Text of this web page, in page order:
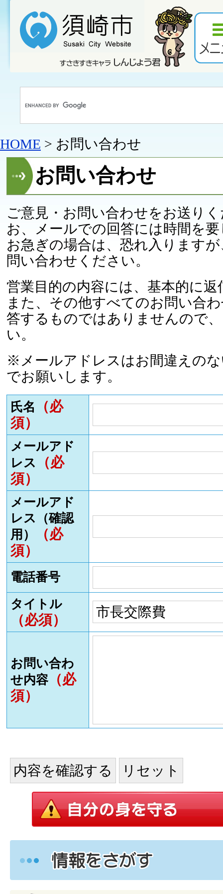
HOME > お問い合わせ
お問い合わせ
ご意見・お問い合わせをお送り
お、メールでの回答には時間を
お急ぎの場合は、恐れ入ります
問い合わせください。
営業目的の内容には、基本的に
また、その他すべてのお問い合
答するものではありませんので
い。
※メールアドレスはお間違えの
でお願いします。
氏名
（必
須）
メールアド
レス
（必
須）
メールアド
レス（確認
用）
（必
須）
電話番号
タイトル
（必須）
お問い合わ
せ内容（必
須）